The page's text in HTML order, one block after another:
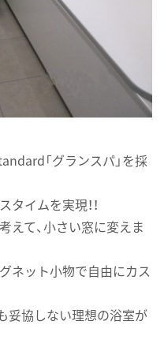
「グランスパ」を採
イムを実現！！
えて、小さい窓に変えま
ネット小物で自由にカス
妥協しない理想の浴室が